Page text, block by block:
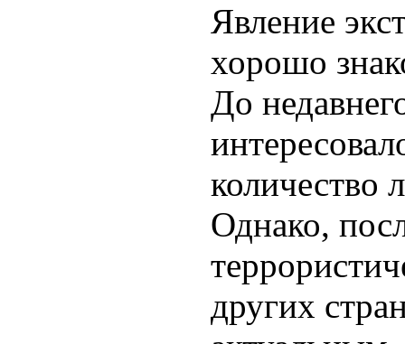
Явление
хорошо
До
количество
Однако,
других